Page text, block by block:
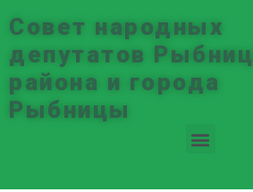
Совет народных
депутатов
района и города
Рыбницы